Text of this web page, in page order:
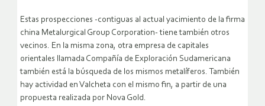
Estas prospecciones -contiguas al actual yacimiento de la firma
china Metalurgical Group Corporation- tiene también otros
vecinos. En la misma zona, otra empresa de capitales
orientales llamada Compañía de Exploración Sudamericana
también está la búsqueda de los mismos metalíferos. También
hay actividad en Valcheta con el mismo fin, a partir de una
propuesta realizada por Nova Gold.